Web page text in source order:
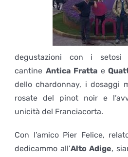
degustazioni con i setosi
cantine Antica Frattae
dello chardonnay, i dosaggi
rosate del pinot noir e
unicità del Franciacorta.
Con l’amico Pier Felice,
dedicammo all’Alto Adige,